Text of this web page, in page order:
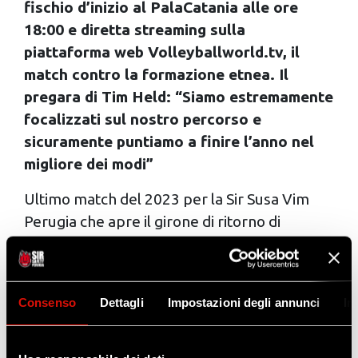
Consenso Dettagli Impostazioni degli annunci
fischio d’inizio al PalaCatania alle ore
18:00 e diretta streaming sulla
piattaforma web Volleyballworld.tv, il
match contro la formazione etnea. Il
pregara di Tim Held: “Siamo estremamente
focalizzati sul nostro percorso e
sicuramente puntiamo a finire l’anno nel
migliore dei modi”
Ultimo match del 2023 per la Sir Susa Vim
Perugia che apre il girone di ritorno di
Superlega affrontando in trasferta la
Farmitalia Catania.
I Block Devils sono partiti stamattina verso la
Sicilia e domattina svolgeranno la rifinitura al